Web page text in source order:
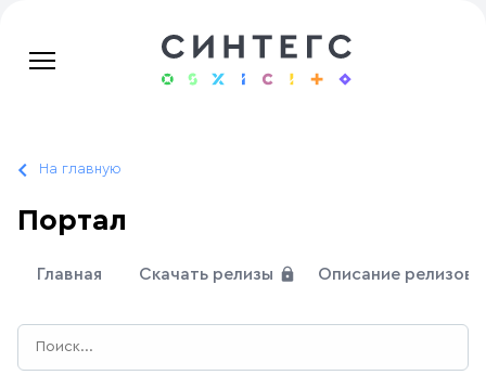
На главную
Портал
Главная Скачать релизы Описание релизов